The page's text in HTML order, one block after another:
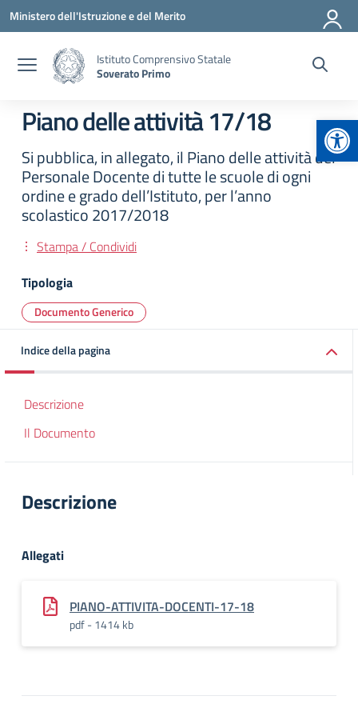
Vai ai contenuti
Vai al menu di navigazione
Vai al footer
Ministero dell'Istruzione e del Merito
Istituto Comprensivo Statale
Soverato Primo
Piano delle attività 17/18
Si pubblica, in allegato, il Piano delle attività del
Personale Docente di tutte le scuole di ogni
ordine e grado dell’Istituto, per l’anno
scolastico 2017/2018
Stampa / Condividi
Tipologia
Documento Generico
Indice della pagina
Descrizione
Il Documento
Descrizione
Allegati
PIANO-ATTIVITA-DOCENTI-17-18
pdf - 1414 kb